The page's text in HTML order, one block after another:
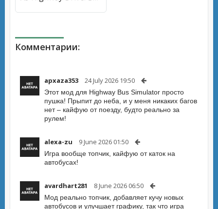
Комментарии:
apxaza353 24 July 2026 19:50
Этот мод для Highway Bus Simulator просто
пушка! Прыпит до неба, и у меня никаких багов
нет – кайфую от поезду, будто реально за
рулем!
alexa-zu 9 June 2026 01:50
Игра вообще топчик, кайфую от каток на
автобусах!
avardhart281 8 June 2026 06:50
Мод реально топчик, добавляет кучу новых
автобусов и улучшает графику, так что игра